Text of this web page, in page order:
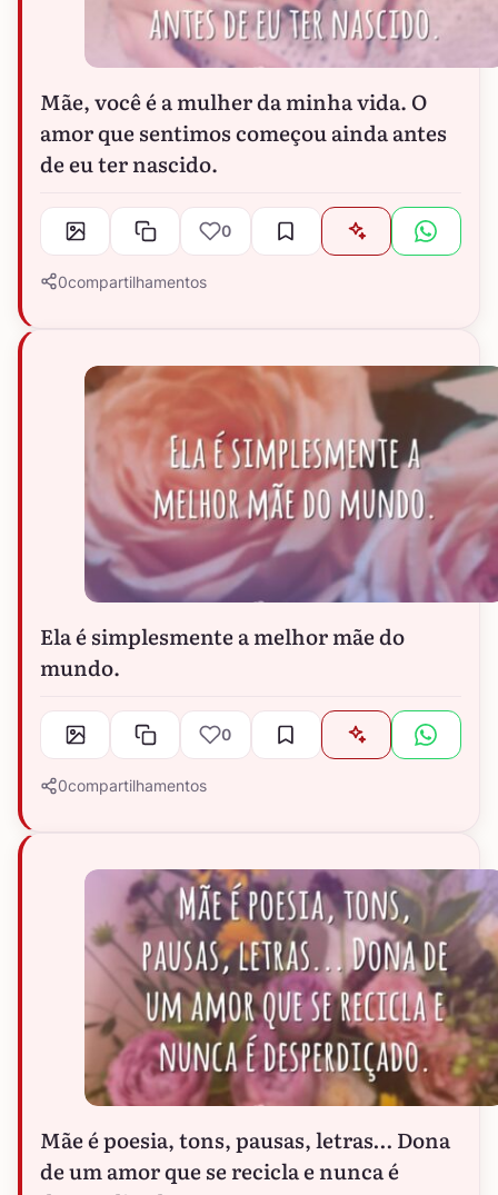
Mãe, você é a mulher da minha vida. O
amor que sentimos começou ainda antes
de eu ter nascido.
0
0compartilhamentos
Ela é simplesmente a melhor mãe do
mundo.
0
0compartilhamentos
Mãe é poesia, tons, pausas, letras… Dona
de um amor que se recicla e nunca é